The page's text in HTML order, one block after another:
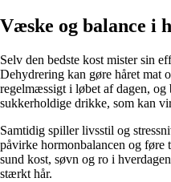
Væske og balance i
Selv den bedste kost mister sin
Dehydrering kan gøre håret mat
regelmæssigt i løbet af dagen,
sukkerholdige drikke, som kan
Samtidig spiller livsstil og
påvirke hormonbalancen og
sund kost, søvn og ro i
stærkt hår.